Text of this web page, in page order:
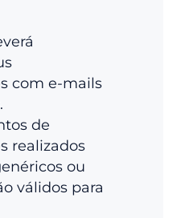
com e-mails
de
realizados
ou
válidos para